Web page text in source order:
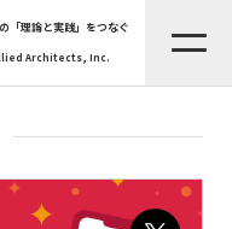
「理論と実践」をつなぐ
Architects, Inc.